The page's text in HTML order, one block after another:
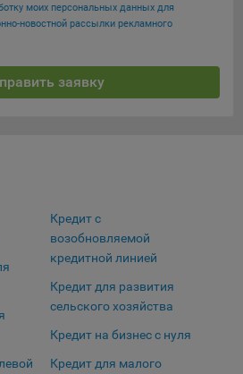
обработку данных для
предоставляемый
договора аренды ООО «Рэкун
работы
пользователя, а также
рекламы, иных рекламных
актуальному, подходящему
конкретного пользователя.
обработку данных для
моих персональных данных для
новостной рассылки рекламного
заявку
Кредит с
возобновляемой
кредитной линией
Кредит для развития
сельского хозяйства
Кредит на бизнес с нуля
Кредит для малого